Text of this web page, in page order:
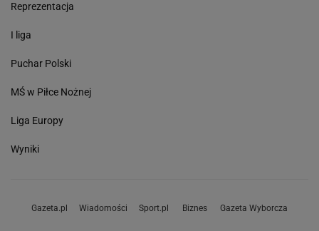
Reprezentacja
I liga
Puchar Polski
MŚ w Piłce Nożnej
Liga Europy
Wyniki
Gazeta.pl Wiadomości Sport.pl Biznes Gazeta Wyborcza